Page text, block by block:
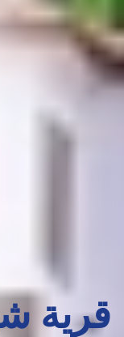
قرية